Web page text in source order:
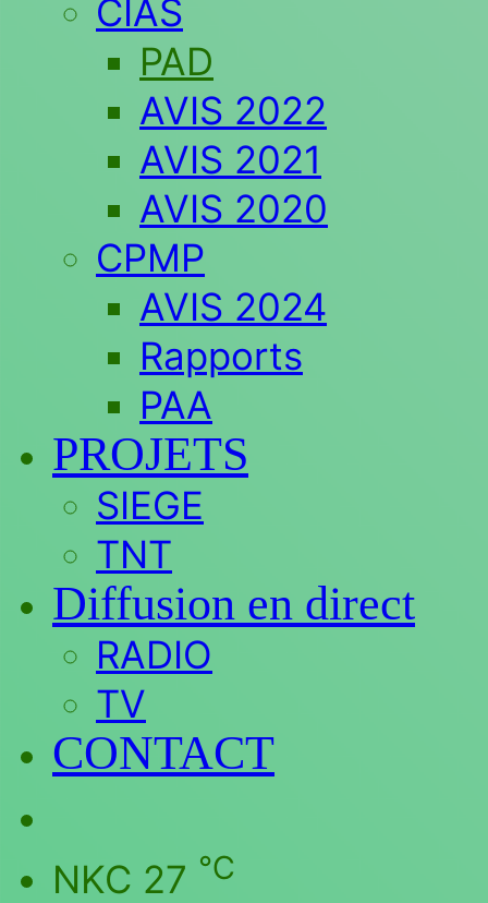
CIAS
PAD
AVIS 2022
AVIS 2021
AVIS 2020
CPMP
AVIS 2024
Rapports
PAA
PROJETS
SIEGE
TNT
Diffusion en direct
RADIO
TV
CONTACT
NKC 27 ℃